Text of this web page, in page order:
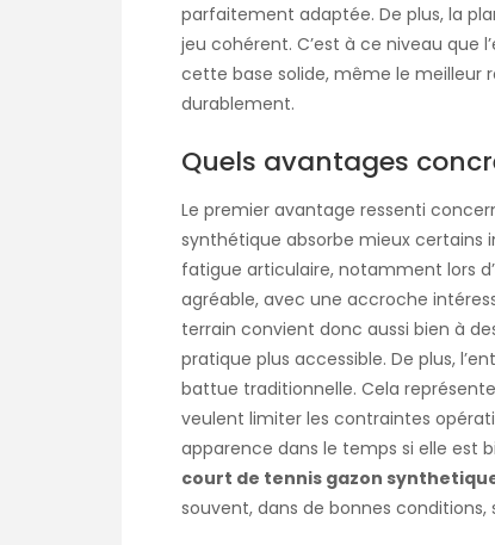
parfaitement adaptée. De plus, la
jeu cohérent. C’est à ce niveau que
cette base solide, même le meilleur
durablement.
Quels avantages
Le premier avantage ressenti
synthétique absorbe mieux certains
fatigue articulaire, notamment lors
agréable, avec une accroche
terrain convient donc aussi bien à
pratique plus accessible. De plus,
battue traditionnelle. Cela
veulent limiter les contraintes
apparence dans le temps si elle est
court de tennis gazon
souvent, dans de bonnes